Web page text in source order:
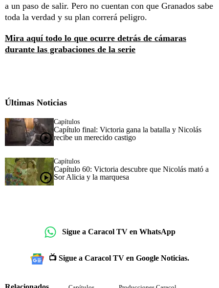
a un paso de salir. Pero no cuentan con que Granados sabe
toda la verdad y su plan correrá peligro.
Mira aquí todo lo que ocurre detrás de cámaras
durante las grabaciones de la serie
Últimas Noticias
Capítulos
Capítulo final: Victoria gana la batalla y Nicolás
recibe un merecido castigo
Capítulos
Capítulo 60: Victoria descubre que Nicolás mató a
Sor Alicia y la marquesa
Sigue a Caracol TV en WhatsApp
📺 Sigue a Caracol TV en Google Noticias.